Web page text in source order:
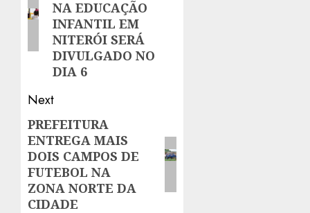
NA EDUCAÇÃO
INFANTIL EM
NITERÓI SERÁ
DIVULGADO NO
DIA 6
Next
Next
post:
PREFEITURA
ENTREGA MAIS
DOIS CAMPOS DE
FUTEBOL NA
ZONA NORTE DA
CIDADE